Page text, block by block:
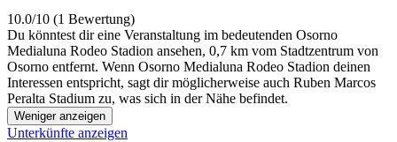
10.0/10 (1 Bewertung)
Du könntest dir eine Veranstaltung im bedeutenden Osorno
Medialuna Rodeo Stadion ansehen, 0,7 km vom Stadtzentrum von
Osorno entfernt. Wenn Osorno Medialuna Rodeo Stadion deinen
Interessen entspricht, sagt dir möglicherweise auch Ruben Marcos
Peralta Stadium zu, was sich in der Nähe befindet.
Weniger anzeigen
Unterkünfte anzeigen